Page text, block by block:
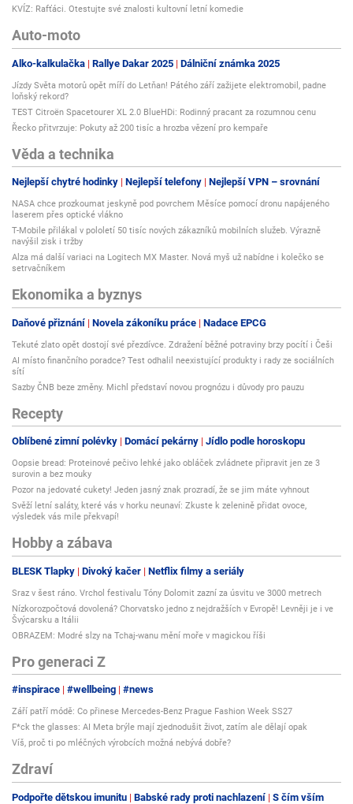
KVÍZ: Rafťáci. Otestujte své znalosti kultovní letní komedie
Auto-moto
Alko-kalkulačka Rallye Dakar 2025 Dálniční známka 2025
Jízdy Světa motorů opět míří do Letňan! Pátého září zažijete elektromobil, padne
loňský rekord?
TEST Citroën Spacetourer XL 2.0 BlueHDi: Rodinný pracant za rozumnou cenu
Řecko přitvrzuje: Pokuty až 200 tisíc a hrozba vězení pro kempaře
Věda a technika
Nejlepší chytré hodinky Nejlepší telefony Nejlepší VPN – srovnání
NASA chce prozkoumat jeskyně pod povrchem Měsíce pomocí dronu napájeného
laserem přes optické vlákno
T-Mobile přilákal v pololetí 50 tisíc nových zákazníků mobilních služeb. Výrazně
navýšil zisk i tržby
Alza má další variaci na Logitech MX Master. Nová myš už nabídne i kolečko se
setrvačníkem
Ekonomika a byznys
Daňové přiznání Novela zákoníku práce Nadace EPCG
Tekuté zlato opět dostojí své přezdívce. Zdražení běžné potraviny brzy pocítí i Češi
AI místo finančního poradce? Test odhalil neexistující produkty i rady ze sociálních
sítí
Sazby ČNB beze změny. Michl představí novou prognózu i důvody pro pauzu
Recepty
Oblíbené zimní polévky Domácí pekárny Jídlo podle horoskopu
Oopsie bread: Proteinové pečivo lehké jako obláček zvládnete připravit jen ze 3
surovin a bez mouky
Pozor na jedovaté cukety! Jeden jasný znak prozradí, že se jim máte vyhnout
Svěží letní saláty, které vás v horku neunaví: Zkuste k zelenině přidat ovoce,
výsledek vás mile překvapí!
Hobby a zábava
BLESK Tlapky Divoký kačer Netflix filmy a seriály
Sraz v šest ráno. Vrchol festivalu Tóny Dolomit zazní za úsvitu ve 3000 metrech
Nízkorozpočtová dovolená? Chorvatsko jedno z nejdražších v Evropě! Levněji je i ve
Švýcarsku a Itálii
OBRAZEM: Modré slzy na Tchaj-wanu mění moře v magickou říši
Pro generaci Z
#inspirace #wellbeing #news
Září patří módě: Co přinese Mercedes-Benz Prague Fashion Week SS27
F*ck the glasses: AI Meta brýle mají zjednodušit život, zatím ale dělají opak
Víš, proč ti po mléčných výrobcích možná nebývá dobře?
Zdraví
Podpořte dětskou imunitu Babské rady proti nachlazení S čím vším